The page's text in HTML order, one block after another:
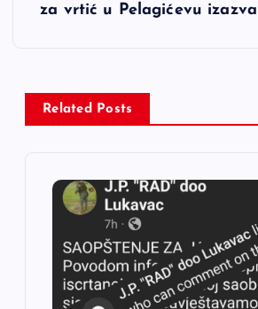
c
za vrtić u Pelagićevu
Related Posts